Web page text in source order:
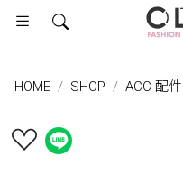
HOME SHOP ACC 配件